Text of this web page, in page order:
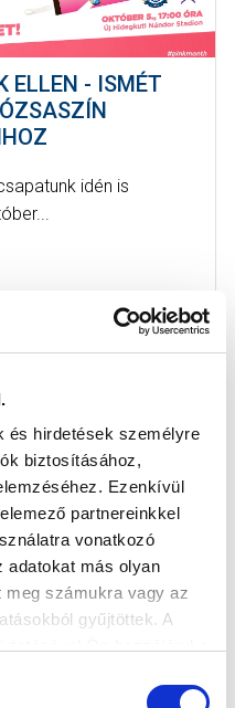
és hirdetések személyre
biztosításához,
Ezenkívül
partnereinkkel
vonatkozó
adatokat más olyan
meg számukra vagy az
gyűjtöttek. A
ELLEN - ISMÉT
idén is
17:30
STADION
AKADÉMIA FC